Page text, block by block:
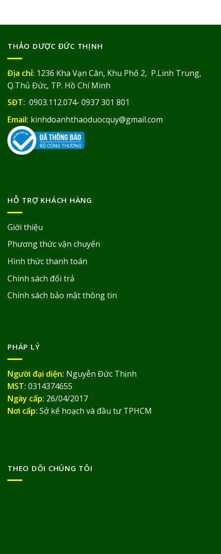
THẢO DƯỢC ĐỨC THỊNH
Địa chỉ: 1236 Kha Vạn Cân, Khu Phố 2, P.Linh Trung,
Q.Thủ Đức, TP. Hồ Chí Minh
SĐT: 0903.112.074- 0937 301 801
Email: kinhdoanhthaoduocquy@gmail.com
HỖ TRỢ KHÁCH HÀNG
Giới thiệu
Phương thức vận chuyển
Hình thức thanh toán
Chính sách đổi trả
Chính sách bảo mật thông tin
PHÁP LÝ
Người đại diện: Nguyễn Đức Thịnh
MST: 0314374655
Ngày cấp: 26/04/2017
Nơi cấp: Sở kế hoạch và đầu tư TPHCM
THEO DÕI CHÚNG TÔI